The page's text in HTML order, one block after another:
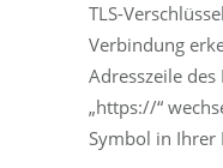
TLS-
Verbindung
Adresszeile
„https://“
Symbol in Ihrer